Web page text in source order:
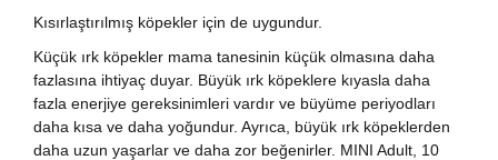
Kısırlaştırılmış köpekler için de uygundur.
Küçük ırk köpekler mama tanesinin küçük olmasına daha
fazlasına ihtiyaç duyar. Büyük ırk köpeklere kıyasla daha
fazla enerjiye gereksinimleri vardır ve büyüme periyodları
daha kısa ve daha yoğundur. Ayrıca, büyük ırk köpeklerden
daha uzun yaşarlar ve daha zor beğenirler. MINI Adult, 10